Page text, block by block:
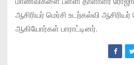
ஆசிரியர் மெர்சி உடற்கல்வி
ஆகியோர்கள் பாராட்டினர்.